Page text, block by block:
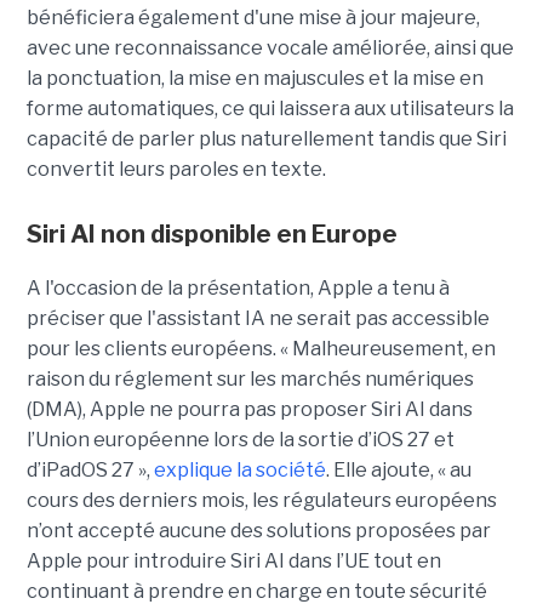
bénéficiera également d'une mise à jour majeure,
avec une reconnaissance vocale améliorée, ainsi que
la ponctuation, la mise en majuscules et la mise en
forme automatiques, ce qui laissera aux utilisateurs la
capacité de parler plus naturellement tandis que Siri
convertit leurs paroles en texte.
Siri AI non disponible en Europe
A l'occasion de la présentation, Apple a tenu à
préciser que l'assistant IA ne serait pas accessible
pour les clients européens. « Malheureusement, en
raison du réglement sur les marchés numériques
(DMA), Apple ne pourra pas proposer Siri AI dans
l’Union européenne lors de la sortie d’iOS 27 et
d’iPadOS 27 », explique la société. Elle ajoute, « au
cours des derniers mois, les régulateurs européens
n’ont accepté aucune des solutions proposées par
Apple pour introduire Siri AI dans l’UE tout en
continuant à prendre en charge en toute sécurité